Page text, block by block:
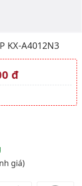
KX-A4012N3
đ
giá)